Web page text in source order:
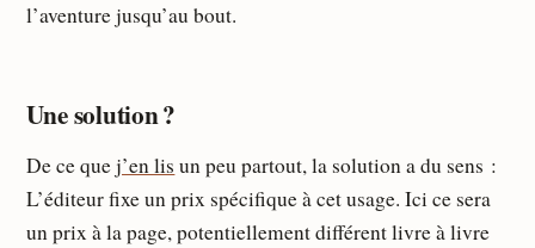
l’aventure jusqu’au bout.
Une solution ?
De ce quej’en lis un peu partout, la solution a du sens :
L’éditeur fixe un prix spécifique à cet usage. Ici ce sera
un prix à la page, potentiellement différent livre à livre